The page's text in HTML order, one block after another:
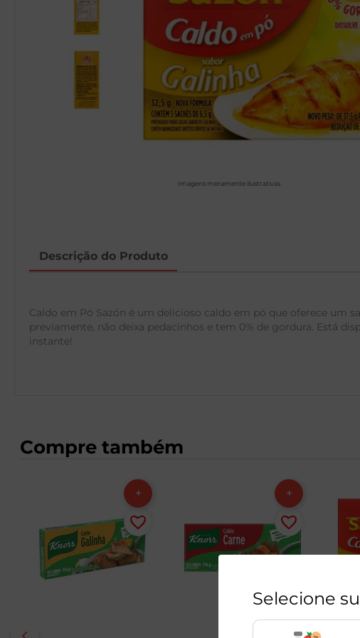
Imagens meramente ilustrativas
Descrição do Produto
Caldo em Pó Sazón é um delicioso caldo em pó que oferece um
previamente, não deixa pedacinhos e tem 0% de gordura. Está
instante!
Compre também
Selecione